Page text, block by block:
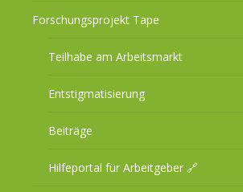
Forschungsprojekt Tape
Teilhabe am Arbeitsmarkt
Entstigmatisierung
Beiträge
Hilfeportal für Arbeitgeber 🔗